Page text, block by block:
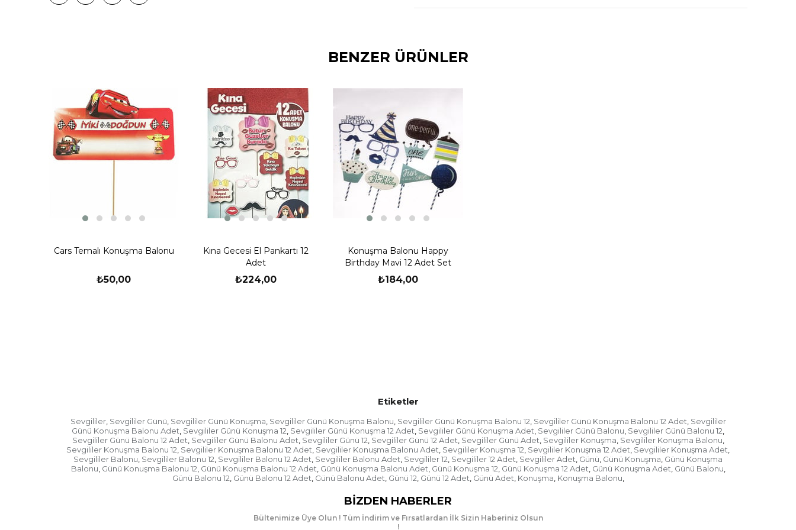
- 2 adet bıyık konuşma balonu
- 2 Adet nerdesin aşkım konuşma balonu
Konuşma Balonu
Partiler, özel bir günü kutlama amacıyla bulunan insanlar
topluluğuna verilen isimdir. Günümüzde yapılan partilerde, birçok
eğlenceli süs eşyaları bulunmaktadır.
Teknoloji olarak gelişmeyle beraber, süs eşyalarının da gelişmesi
söz konusu olmuştur. Partilerin olmazsa olmazı balonlar, asma
süsler, tabak, bardak, peçete, çatak-kaşık ve daha niceleri. Özel
Pankart; toplantı, gösteri, yürüyüş gibi yerlerde elde tutulan ve
üzerinde birkaç söz ya da şekil bulunan, karton ya da bez levhadır.
El pankartıise, son yıllarda partilerde gözde olan süslerden birisidir.
günden güne artmaktadır. Fotoğraf çekimlerinde, üzerinde yazılar
eğlence katmaktadır.
BENZER ÜRÜNLER
Cars Temalı Konuşma Balonu
₺50,00
Kına Gecesi El Pankartı 12
Adet
₺224,00
Konuşma Balonu Happy
Birthday Mavi 12 Adet Set
₺184,00
Etiketler
Sevgililer, Sevgililer Günü, Sevgililer Günü Konuşma, Sevgililer Günü Konuşma Balonu, Sevgililer Günü Konuşma Balonu 12, Sevgililer Günü Konuşma Balonu 12 Adet, Sevgililer
Günü Konuşma Balonu Adet, Sevgililer Günü Konuşma 12, Sevgililer Günü Konuşma 12 Adet, Sevgililer Günü Konuşma Adet, Sevgililer Günü Balonu, Sevgililer Günü Balonu 12,
Sevgililer Günü Balonu 12 Adet, Sevgililer Günü Balonu Adet, Sevgililer Günü 12, Sevgililer Günü 12 Adet, Sevgililer Günü Adet, Sevgililer Konuşma, Sevgililer Konuşma Balonu,
Sevgililer Konuşma Balonu 12, Sevgililer Konuşma Balonu 12 Adet, Sevgililer Konuşma Balonu Adet, Sevgililer Konuşma 12, Sevgililer Konuşma 12 Adet, Sevgililer Konuşma Adet,
Sevgililer Balonu, Sevgililer Balonu 12, Sevgililer Balonu 12 Adet, Sevgililer Balonu Adet, Sevgililer 12, Sevgililer 12 Adet, Sevgililer Adet, Günü, Günü Konuşma, Günü Konuşma
Balonu, Günü Konuşma Balonu 12, Günü Konuşma Balonu 12 Adet, Günü Konuşma Balonu Adet, Günü Konuşma 12, Günü Konuşma 12 Adet, Günü Konuşma Adet, Günü Balonu,
Günü Balonu 12, Günü Balonu 12 Adet, Günü Balonu Adet, Günü 12, Günü 12 Adet, Günü Adet, Konuşma, Konuşma Balonu,
BIZDEN HABERLER
Bültenimize Üye Olun ! Tüm İndirim ve Fırsatlardan İlk Sizin Haberiniz Olsun
!